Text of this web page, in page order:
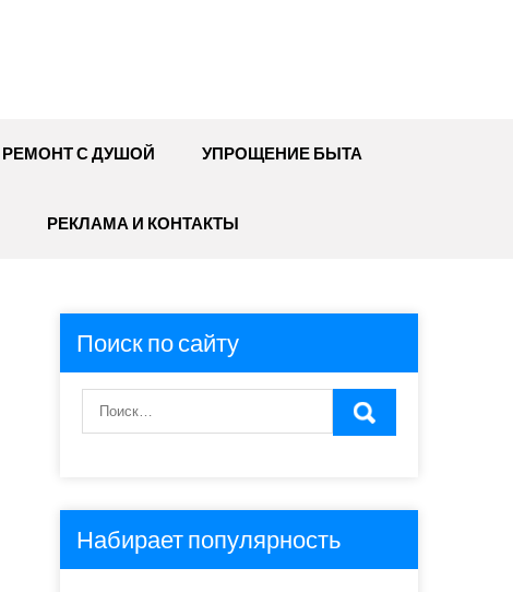
РЕМОНТ С ДУШОЙ УПРОЩЕНИЕ БЫТА
РЕКЛАМА И КОНТАКТЫ
Поиск по сайту
Набирает популярность